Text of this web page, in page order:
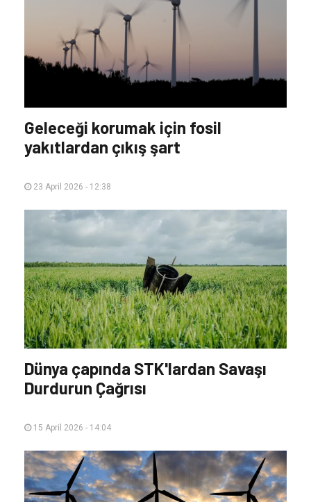
Geleceği korumak için fosil
yakıtlardan çıkış şart
23 April 2026 - 12:38
Dünya çapında STK'lardan Savaşı
Durdurun Çağrısı
15 April 2026 - 14:04